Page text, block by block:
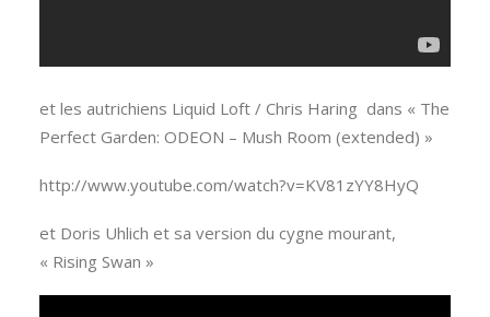
et les autrichiens Liquid Loft / Chris Haring dans « The
Perfect Garden: ODEON – Mush Room (extended) »
http://www.youtube.com/watch?v=KV81zYY8HyQ
et Doris Uhlich et sa version du cygne mourant,
« Rising Swan »